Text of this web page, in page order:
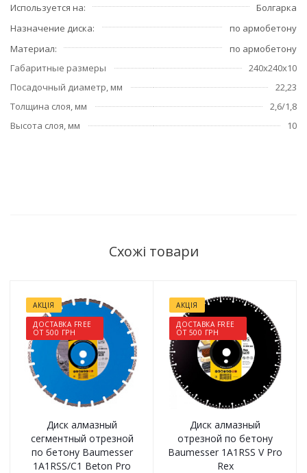
Используется на
Болгарка
Назначение диска
по армобетону
Материал
по армобетону
Габаритные размеры
240х240х10
Посадочный диаметр, мм
22,23
Толщина слоя, мм
2,6/1,8
Высота слоя, мм
10
Схожі товари
АКЦІЯ
ДОСТАВКА FREE
ОТ 500 ГРН
Диск алмазный
сегментный отрезной
по бетону Baumesser
1A1RSS/C1 Beton Pro
АКЦІЯ
ДОСТАВКА FREE
ОТ 500 ГРН
Диск алмазный
отрезной по бетону
Baumesser 1A1RSS V Pro
Rex